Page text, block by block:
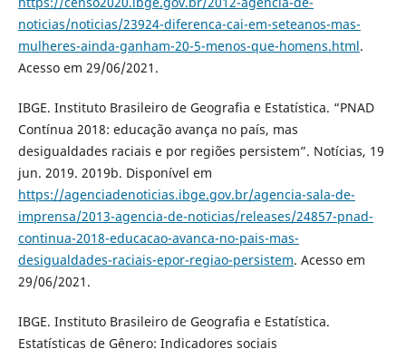
noticias/noticias/23924-diferenca-cai-em-seteanos-mas-
mulheres-ainda-ganham-20-5-menos-que-homens.html.
Acesso em 29/06/2021.
IBGE. Instituto Brasileiro de Geografia e Estatística. “PNAD
Contínua 2018: educação avança no país, mas
desigualdades raciais e por regiões persistem”. Notícias, 19
jun. 2019. 2019b. Disponível em
https://agenciadenoticias.ibge.gov.br/agencia-sala-de-
imprensa/2013-agencia-de-noticias/releases/24857-pnad-
continua-2018-educacao-avanca-no-pais-mas-
desigualdades-raciais-epor-regiao-persistem. Acesso em
29/06/2021.
IBGE. Instituto Brasileiro de Geografia e Estatística.
Estatísticas de Gênero: Indicadores sociais